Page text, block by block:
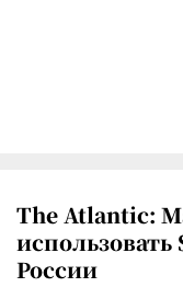
The Atlantic:
России